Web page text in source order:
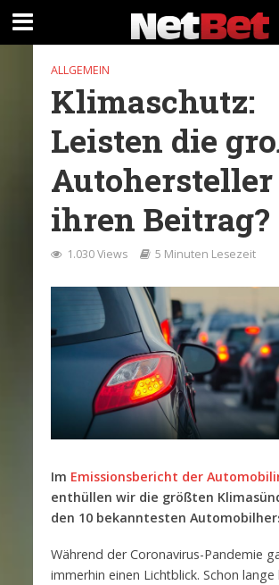
ALLGEMEIN
Klimaschutz:
Leisten die
Autohersteller
ihren Beitrag?
1.030 Views 5 Minuten Lesezeit
Im Emissionsbericht der
enthüllen wir die größten
den 10 bekanntesten
Während der Coronavirus-Pandemie
immerhin einen Lichtblick. Schon